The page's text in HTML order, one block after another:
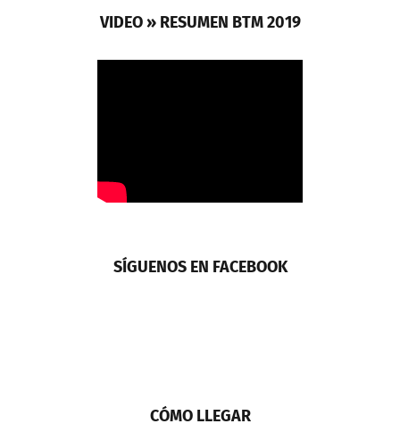
VIDEO » RESUMEN BTM 2019
SÍGUENOS EN FACEBOOK
CÓMO LLEGAR